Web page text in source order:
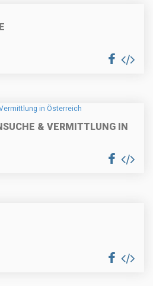
& VERMITTLUNG IN